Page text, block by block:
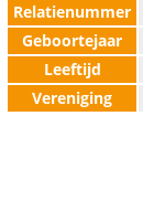
Relatienummer
Geboortejaar
Leeftijd
Vereniging